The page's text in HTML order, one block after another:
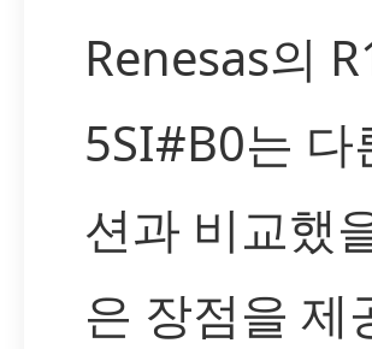
Renesas의
5SI#B0는 다
션과 비교했
은 장점을 제